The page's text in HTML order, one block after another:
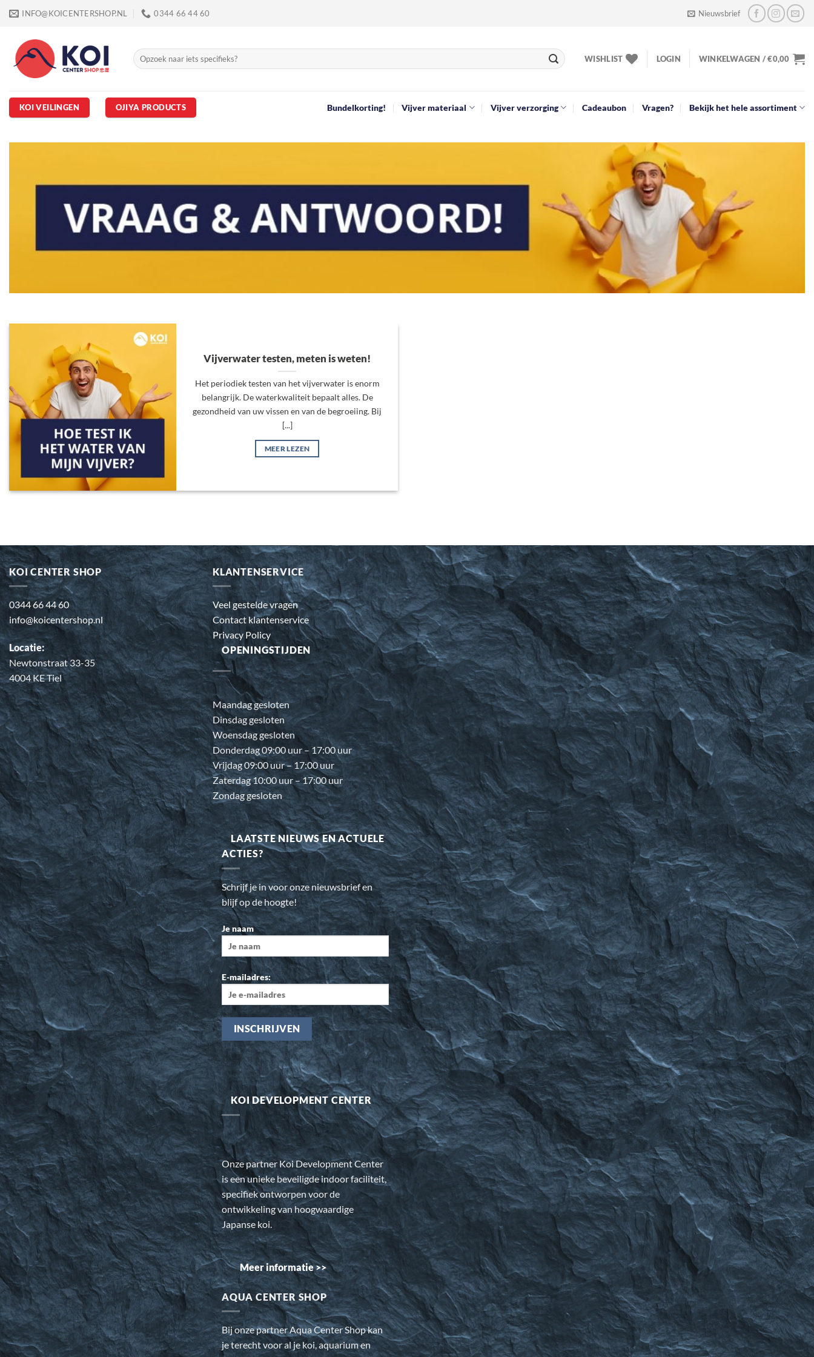
Ga
inhoud
INFO@KOICENTERSHOP.NL 0344 66 44 60 Nieuwsbrief
Zoeken
naar:
WISHLIST LOGIN WINKELWAGEN /€0,00
KOI VEILINGEN OJIYA PRODUCTS Bundelkorting! Vijver materiaal Vijver verzorging Cadeaubon Vragen? Bekijk het hele assortiment
Vijverwater testen, meten is weten!
Het periodiek testen van het vijverwater is enorm
belangrijk. De waterkwaliteit bepaalt alles. De
gezondheid van uw vissen en van de begroeiing. Bij
[...]
MEER LEZEN
KOI CENTER SHOP
0344 66 44 60
info@koicentershop.nl
Locatie:
Newtonstraat 33-35
4004 KE Tiel
KLANTENSERVICE
Veel gestelde vragen
Contact klantenservice
Privacy Policy
OPENINGSTIJDEN
Maandag gesloten
Dinsdag gesloten
Woensdag gesloten
Donderdag 09:00 uur – 17:00 uur
Vrijdag 09:00 uur – 17:00 uur
Zaterdag 10:00 uur – 17:00 uur
Zondag gesloten
LAATSTE NIEUWS EN ACTUELE
ACTIES?
Schrijf je in voor onze nieuwsbrief en
blijf op de hoogte!
Je naam
E-mailadres:
KOI DEVELOPMENT CENTER
Onze partner Koi Development Center
is een unieke beveiligde indoor faciliteit,
specifiek ontworpen voor de
ontwikkeling van hoogwaardige
Japanse koi.
Meer informatie >>
AQUA CENTER SHOP
Bij onze partner Aqua Center Shop kan
je terecht voor al je koi, aquarium en